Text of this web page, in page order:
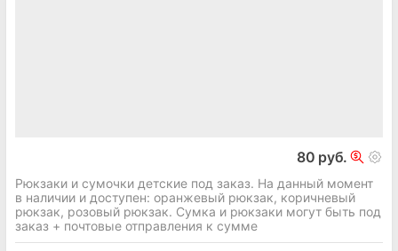
80 руб.
Рюкзаки и сумочки детские под заказ. На данный момент
в наличии и доступен: оранжевый рюкзак, коричневый
рюкзак, розовый рюкзак. Сумка и рюкзаки могут быть под
заказ + почтовые отправления к сумме